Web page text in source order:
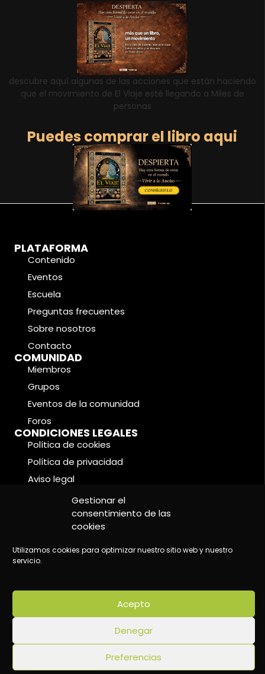
Gestionar el
consentimiento de las
cookies
Utilizamos cookies para optimizar nuestro sitio web y nuestro
servicio.
Acepto
Denegar
Preferencias
descubre aquí algunas de las acciones que están haciendo
que el movimiento de El Viaje esté llegando a Miles de
personas
Puedes comprar el libro aqui
PLATAFORMA
Contenido
Eventos
Escuela
Preguntas frecuentes
Sobre nosotros
Contacto
COMUNIDAD
Miembros
Grupos
Eventos de la comunidad
Foros
CONDICIONES LEGALES
Política de cookies
Política de privacidad
Aviso legal
©2024 Wake Up - Conscious content platform